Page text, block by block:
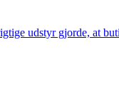
udstyr gjorde, at